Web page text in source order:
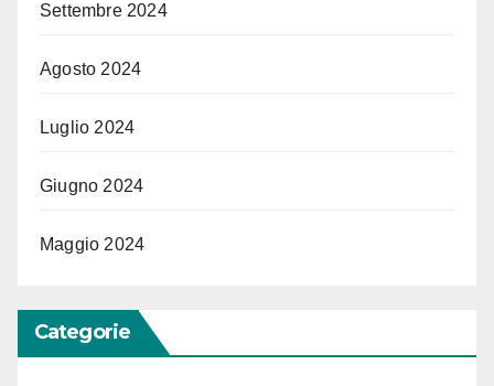
Settembre 2024
Agosto 2024
Luglio 2024
Giugno 2024
Maggio 2024
Categorie